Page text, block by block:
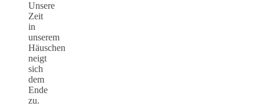
Unsere
Zeit
in
unserem
Häuschen
neigt
sich
dem
Ende
zu.